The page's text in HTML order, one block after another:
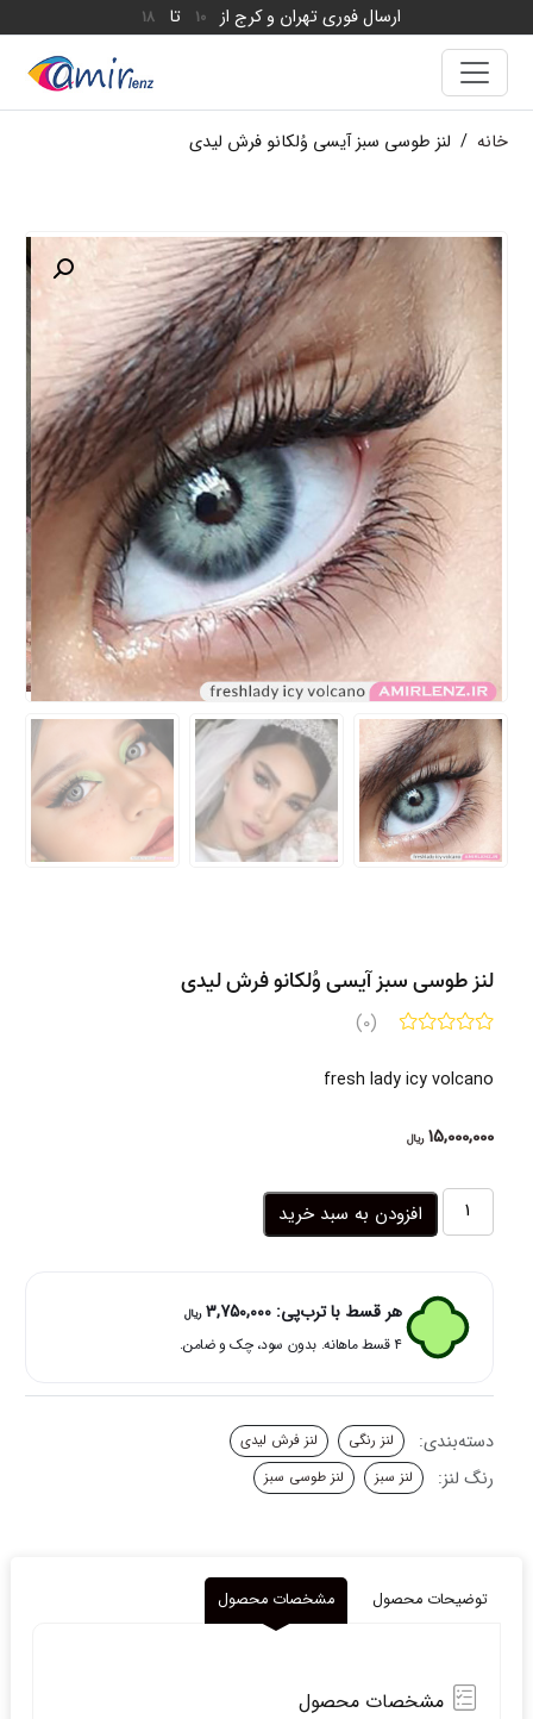
ارسال فوری تهران و کرج از 10 تا 18
خانه / لنز طوسی سبز آیسی وُلکانو فرش لیدی
لنز طوسی سبز آیسی وُلکانو فرش لیدی
(0)
fresh lady icy volcano
15,000,000 ریال
لنز
طوسی
وُلکانو
فرش
لیدی
افزودن به سبد خرید
هر قسط با ترب‌پی: 3,750,000 ریال
۴ قسط ماهانه. بدون سود، چک و ضامن.
دسته‌بندی: لنز رنگی لنز فرش لیدی
رنگ لنز: لنز سبز لنز طوسی سبز
توضیحات محصول مشخصات محصول
مشخصات محصول